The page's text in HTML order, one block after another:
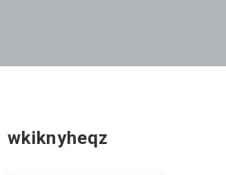
wkiknyheqz